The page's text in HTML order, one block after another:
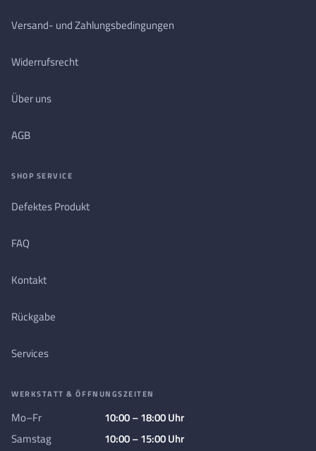
Versand- und Zahlungsbedingungen
Widerrufsrecht
Über uns
AGB
SHOP SERVICE
Defektes Produkt
FAQ
Kontakt
Rückgabe
Services
WERKSTATT & ÖFFNUNGSZEITEN
Mo–Fr
10:00 – 18:00 Uhr
Samstag
10:00 – 15:00 Uhr